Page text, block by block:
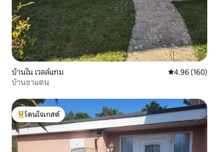
บ้านใน เวลล์แทม คะแนนเฉลี่ย
4.96 (160)
บ้านชาแตน
โดนใจเกสต์ที่สุด
โดนใจเกสต์